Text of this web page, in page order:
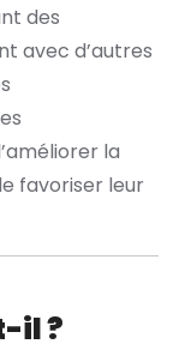
des
avec d’autres
la
favoriser leur
il ?